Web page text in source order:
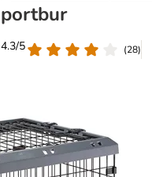
5
(28)